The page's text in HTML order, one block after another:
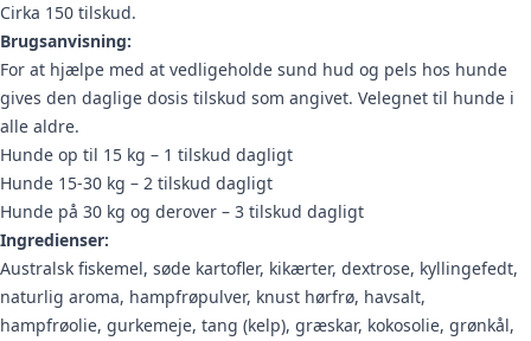
Cirka 150 tilskud.
Brugsanvisning:
For at hjælpe med at vedligeholde sund hud og pels hos hunde
gives den daglige dosis tilskud som angivet. Velegnet til hunde i
alle aldre.
Hunde op til 15 kg – 1 tilskud dagligt
Hunde 15-30 kg – 2 tilskud dagligt
Hunde på 30 kg og derover – 3 tilskud dagligt
Ingredienser:
Australsk fiskemel, søde kartofler, kikærter, dextrose, kyllingefedt,
naturlig aroma, hampfrøpulver, knust hørfrø, havsalt,
hampfrøolie, gurkemeje, tang (kelp), græskar, kokosolie, grønkål,